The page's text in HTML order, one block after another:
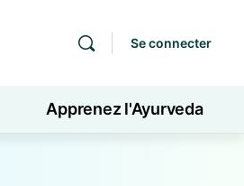
Se connecter
Apprenez l'Ayurveda